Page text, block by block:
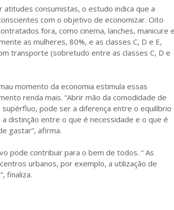
consumistas, o estudo indica que a
com o objetivo de economizar. Oito
fora, como cinema, lanches, manicure
as mulheres, 80%, e as classes C, D e E,
transporte (sobretudo entre as classes C, D e
momento da economia estimula essas
renda mais. “Abrir mão da comodidade de
pode ser a diferença entre o equilíbrio
distinção entre o que é necessidade e o que é
gastar”, afirma.
pode contribuir para o bem de todos. “ As
urbanos, por exemplo, a utilização de
finaliza.